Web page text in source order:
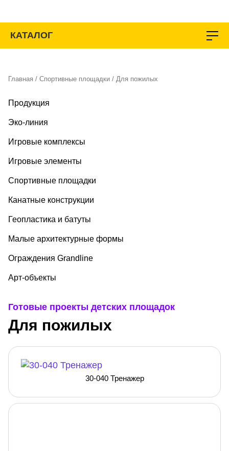
содержимому
КАТАЛОГ
Главная / Спортивные площадки / Для пожилых
Продукция
Эко-линия
Игровые комплексы
Игровые элементы
Спортивные площадки
Канатные конструкции
Геопластика и батуты
Малые архитектурные формы
Ограждения Grandline
Арт-объекты
Готовые проекты детских площадок
Для пожилых
30-040 Тренажер